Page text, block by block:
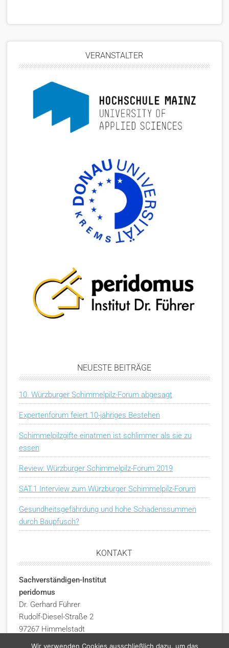
VERANSTALTER
NEUESTE BEITRÄGE
10. Würzburger Schimmelpilz-Forum abgesagt
Expertenforum feiert 10-jähriges Bestehen
Schimmelpilzgifte einatmen ist schlimmer als sie zu
essen
Review: Würzburger Schimmelpilz-Forum 2019
SAT.1 Interview zum Würzburger Schimmelpilz-Forum
Gesundheitsgefährdung und hohe Schadenssummen
durch Baupfusch?
KONTAKT
Sachverständigen-Institut
peridomus
Dr. Gerhard Führer
Rudolf-Diesel-Straße 2
97267 Himmelstadt
Deutschland
Wir verwenden Cookies ausschließlich dazu, um das